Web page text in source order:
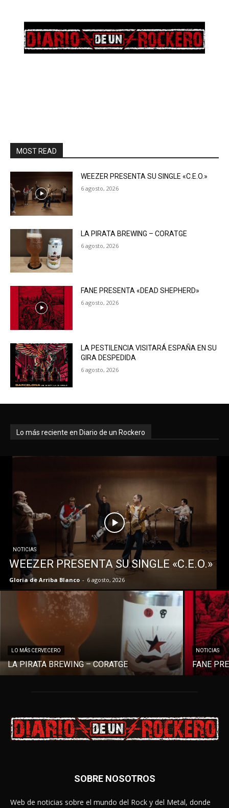
MOST READ
WEEZER PRESENTA SU SINGLE «C.E.O.»
6 agosto, 2026
LA PIRATA BREWING – CORATGE
6 agosto, 2026
FANE PRESENTA «DEAD SHEPHERD»
6 agosto, 2026
LA PESTILENCIA VISITARÁ ESPAÑA EN SU
GIRA DESPEDIDA
6 agosto, 2026
Lo más reciente en Diario de un Rockero
NOTICIAS
WEEZER PRESENTA SU SINGLE «C.E.O.»
Gloria de Arriba Blanco - 6 agosto, 2026
LO MÁS CERVECERO
LA PIRATA BREWING – CORATGE
NOTICIAS
FANE
SOBRE NOSOTROS
Web de noticias sobre el mundo del Rock y del Metal, donde